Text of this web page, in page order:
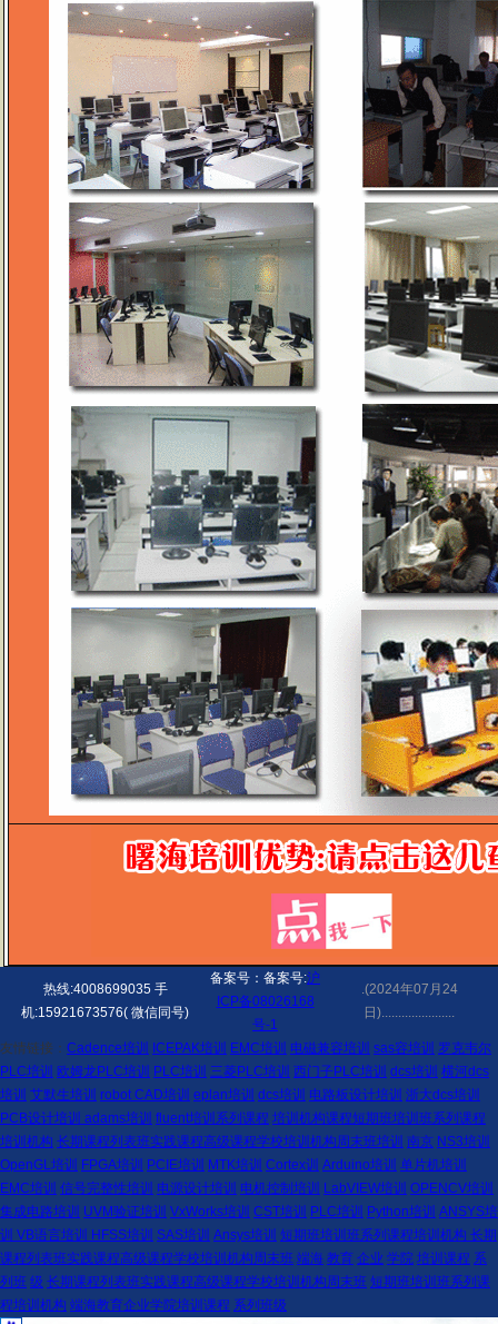
热线:4008699035 手
机:15921673576( 微信同号)
备案号：备案号:沪
ICP备08026168
号-1
.(2024年07月24
日)......................
友情链接： Cadence培训 ICEPAK培训 EMC培训 电磁兼容培训 sas容培训 罗克韦尔
PLC培训 欧姆龙PLC培训 PLC培训 三菱PLC培训 西门子PLC培训 dcs培训 横河dcs
培训 艾默生培训 robot CAD培训 eplan培训 dcs培训 电路板设计培训 浙大dcs培训
PCB设计培训 adams培训 fluent培训 系列课程 培训机构课程短期班培训 班系列课程
培训 机构 长期课程列表班实践课程高级课程学校培训 机构周末班培训 南京 NS3培训
OpenGL培训
FPGA培训 PCIE培训 MTK培训 Cortex训 Arduino培训 单片机培训
EMC培训 信号完整性培训 电源设计培训 电机控制培训 LabVIEW培训 OPENCV培训
集成电路培训 UVM验证培训 VxWorks培训 CST培训 PLC培训 Python培训 ANSYS培
训 VB语言培训 HFSS培训 SAS培训 Ansys培训 短期班培训 班系列课程培训 机构 长期
课程列表班实践课程高级课程学校培训 机构周末班 端海 教育 企业 学院 培训课程 系
列班 级 长期课程列表班实践课程高级课程学校培训 机构周末班 短期班培训 班系列课
程培训 机构 端海教育企业学院培训课程 系列班级